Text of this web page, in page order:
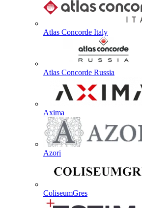
Atlas Concorde Italy
Atlas Concorde Russia
Axima
Azori
ColiseumGres